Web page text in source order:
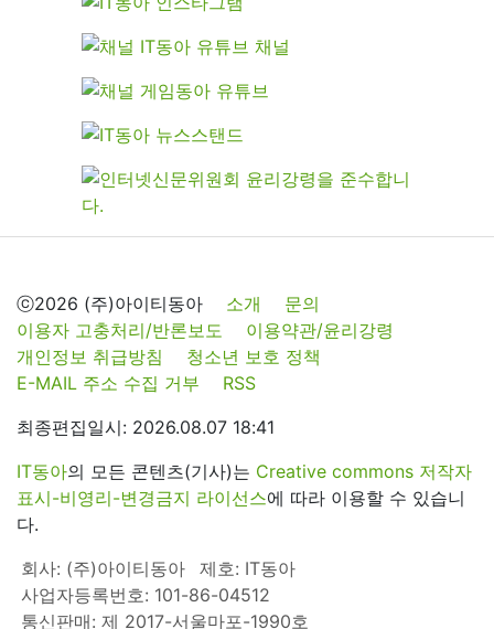
ⓒ2026 (주)아이티동아 소개
문의
이용자 고충처리/반론보도
이용약관/윤리강령
개인정보 취급방침
청소년 보호 정책
E-MAIL 주소 수집 거부
RSS
최종편집일시: 2026.08.07 18:41
IT동아의 모든 콘텐츠(기사)는 Creative commons 저작자
표시-비영리-변경금지 라이선스에 따라 이용할 수 있습니
다.
회사: (주)아이티동아
제호: IT동아
사업자등록번호: 101-86-04512
통신판매: 제 2017-서울마포-1990호